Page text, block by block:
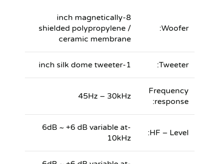
Woofer:
8-inch magnetically
shielded polypropylene /
ceramic membrane
Tweeter:
1-inch silk dome tweeter
Frequency
response:
45Hz – 30kHz
HF – Level:
-6dB ~ +6 dB variable at
10kHz